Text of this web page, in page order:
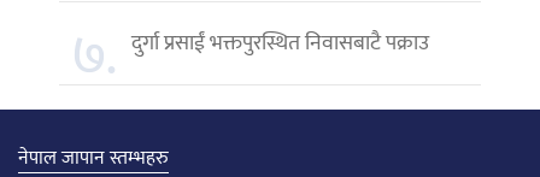
७. दुर्गा प्रसाईं भक्तपुरस्थित निवासबाटै पक्राउ
नेपाल जापान स्तम्भहरु